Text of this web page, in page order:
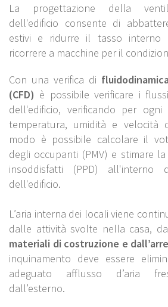
La progettazione della
dell'edificio consente di
estivi e ridurre il tasso interno
ricorrere a macchine per il
Con una verifica di
(CFD) è possibile verificare i
dell'edificio, verificando per
temperatura, umidità e velocità
modo è possibile calcolare il
degli occupanti (PMV) e stimare
insoddisfatti (PPD) all'interno
dell'edificio.
L’aria interna dei locali viene
dalle attività svolte nella casa,
materiali di costruzione e
inquinamento deve essere
adeguato afflusso d’aria
dall’esterno.